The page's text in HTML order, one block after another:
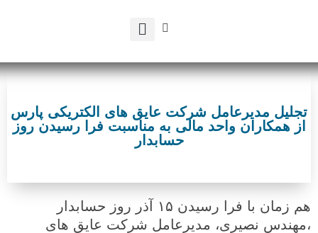
تجلیل مدیرعامل شرکت عایق های الکتریکی پارس
از همکاران واحد مالی به مناسبت فرا رسیدن روز
حسابدار
هم زمان با فرا رسیدن ۱۵ آذر روز حسابدار
،مهندس نصیری، مدیرعامل شرکت عایق های